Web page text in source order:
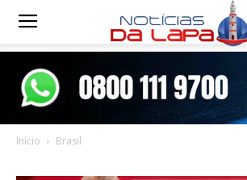
Notícias
Início Brasil